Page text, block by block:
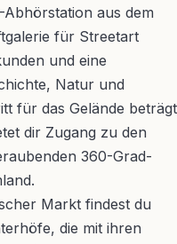
aus dem
für Streetart
und eine
Natur und
für das Gelände beträgt
dir Zugang zu den
360-Grad-
Markt findest du
die mit ihren